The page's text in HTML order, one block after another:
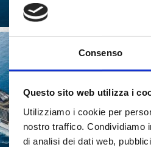
Consenso
Questo sito web utilizza i
Utilizziamo i cookie per
nostro traffico. Condividiamo
di analisi dei dati web,
05/